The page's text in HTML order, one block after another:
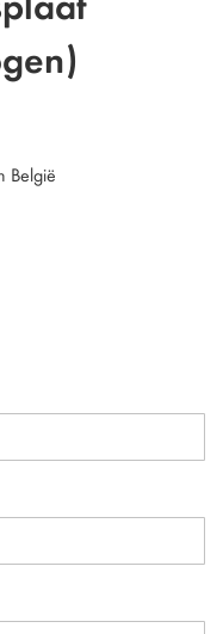
België